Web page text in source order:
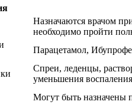
Назначаются врачом
необходимо пройти
Парацетамол,
Спреи, леденцы,
уменьшения
Могут быть назначены